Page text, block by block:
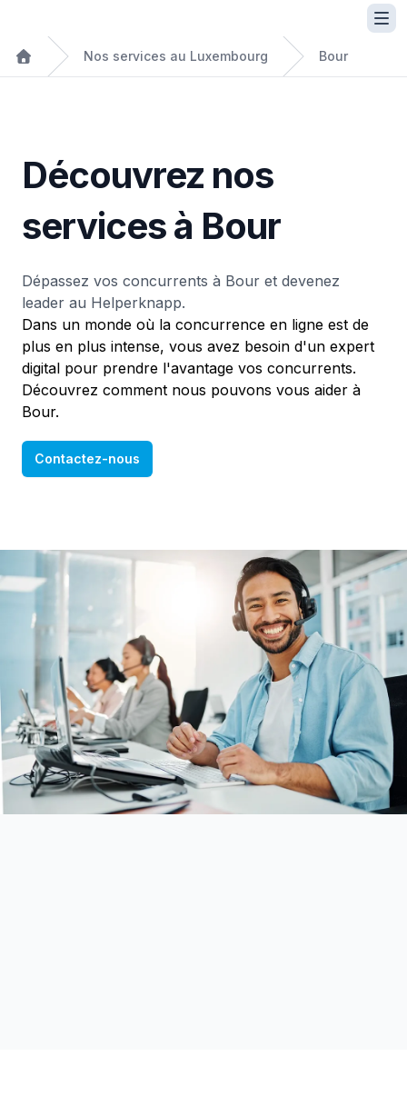
Nos services au Luxembourg Bour
Découvrez nos
services à Bour
Dépassez vos concurrents à Bour et devenez
leader au Helperknapp.
Dans un monde où la concurrence en ligne est de
plus en plus intense, vous avez besoin d'un expert
digital pour prendre l'avantage vos concurrents.
Découvrez comment nous pouvons vous aider à
Bour.
Contactez-nous